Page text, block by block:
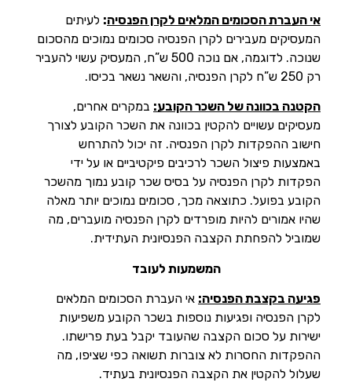
אי העברת הסכומים המלאים לקרן הפנסיה: לעיתים
המעסיקים מעבירים לקרן הפנסיה סכומים נמוכים מהסכום
שנוכה. לדוגמה, אם נוכה 500 ש”ח, המעסיק עשוי להעביר
רק 250 ש”ח לקרן הפנסיה, והשאר נשאר בכיסו.
הקטנה בכוונה של השכר הקובע: במקרים אחרים,
מעסיקים עשויים להקטין בכוונה את השכר הקובע לצורך
חישוב ההפקדות לקרן הפנסיה. זה יכול להתרחש
באמצעות פיצול השכר לרכיבים פיקטיביים או על ידי
הפקדות לקרן הפנסיה על בסיס שכר קובע נמוך מהשכר
הקובע בפועל. כתוצאה מכך, סכומים נמוכים יותר מאלה
שהיו אמורים להיות מופרדים לקרן הפנסיה מועברים, מה
שמוביל להפחתת הקצבה הפנסיונית העתידית.
המשמעות לעובד
פגיעה בקצבת הפנסיה: אי העברת הסכומים המלאים
לקרן הפנסיה ופגיעות נוספות בשכר הקובע משפיעות
ישירות על סכום הקצבה שהעובד יקבל בעת פרישתו.
ההפקדות החסרות לא צוברות תשואה כפי שציפו, מה
שעלול להקטין את הקצבה הפנסיונית בעתיד.